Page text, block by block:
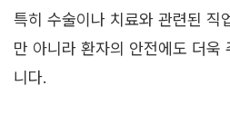
특히 수술이나 치료와 관련된 직
만 아니라 환자의 안전에도 더욱
니다.